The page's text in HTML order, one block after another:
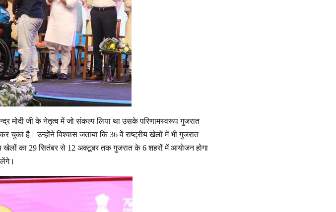
मोदी जी के नेतृत्व में जो संकल्प लिया था उसके परिणामस्वरूप गुजरात
है। उन्होंने विश्वास जताया कि 36 वें राष्ट्रीय खेलों में भी गुजरात
खेलों का 29 सितंबर से 12 अक्टूबर तक गुजरात के 6 शहरों में आयोजन होगा